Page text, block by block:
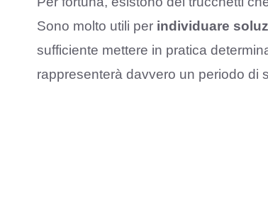
Sono molto utili per individuare
sufficiente mettere in pratica
rappresenterà davvero un periodo di